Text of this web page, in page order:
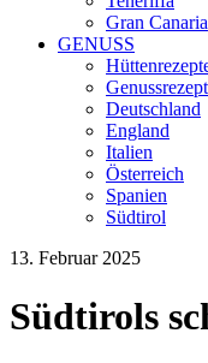
Gran Canaria
GENUSS
Deutschland
England
Italien
Österreich
Spanien
Südtirol
13. Februar 2025
Südtirols